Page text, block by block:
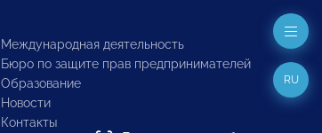
Международная деятельность
Бюро по защите прав предпринимателей
Образование
Новости
Контакты
RU